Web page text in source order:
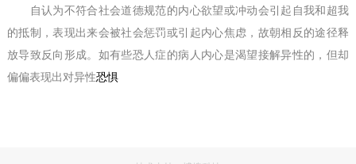
自认为不符合社会道德规范的内心欲望或冲动会引起自我和超我
的抵制，表现出来会被社会惩罚或引起内心焦虑，故朝相反的途径释
放导致反向形成。如有些恐人症的病人内心是渴望接解异性的，但却
偏偏表现出对异性恐惧